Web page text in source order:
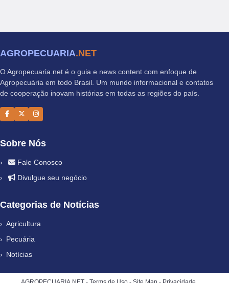
AGROPECUARIA.NET
O Agropecuaria.net é o guia e news content com enfoque de
Agropecuária em todo Brasil. Um mundo informacional e contatos
de cooperação inovam histórias em todas as regiões do país.
Sobre Nós
Fale Conosco
Divulgue seu negócio
Categorias de Notícias
Agricultura
Pecuária
Notícias